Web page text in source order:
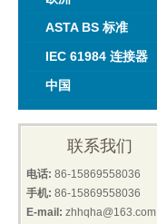
ASTA BS 标准
IEC 61984 连接器
中国
联系我们
电话: 86-15869558036
手机: 86-15869558036
E-mail: zhhqha@163.com